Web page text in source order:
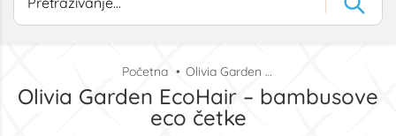
Početna Olivia Garden EcoHair – bambusove eco četke
Olivia Garden EcoHair – bambusove
eco četke